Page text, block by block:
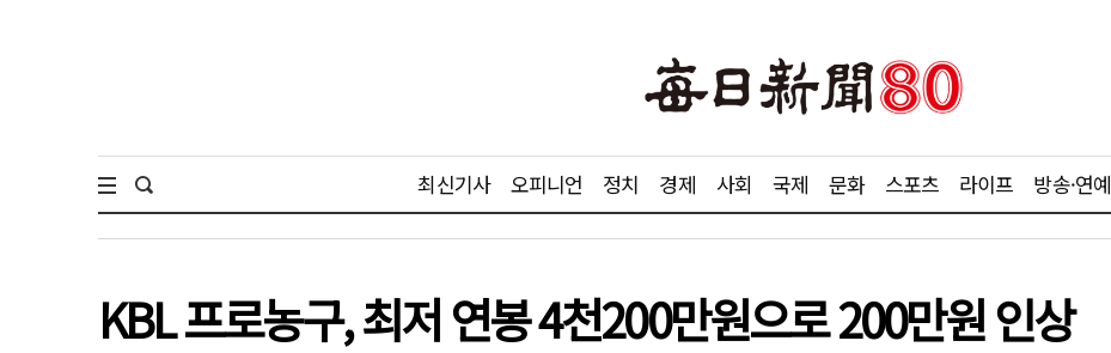
최신기사 오피니언 정치 경제 사회 국제 문화 스포츠 라이프 방송·연예
KBL 프로농구, 최저 연봉 4천200만원으로 200만원 인상